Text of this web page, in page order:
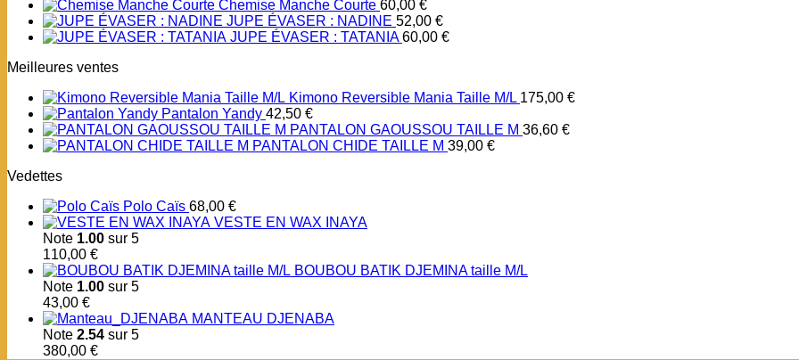
Chemise Manche Courte 60,00 €
JUPE ÉVASER : NADINE 52,00 €
JUPE ÉVASER : TATANIA 60,00 €
Meilleures ventes
Kimono Reversible Mania Taille M/L 175,00 €
Pantalon Yandy 42,50 €
PANTALON GAOUSSOU TAILLE M 36,60 €
PANTALON CHIDE TAILLE M 39,00 €
Vedettes
Polo Caïs 68,00 €
VESTE EN WAX INAYA
Note 1.00 sur 5
110,00 €
BOUBOU BATIK DJEMINA taille M/L
Note 1.00 sur 5
43,00 €
MANTEAU DJENABA
Note 2.54 sur 5
380,00 €